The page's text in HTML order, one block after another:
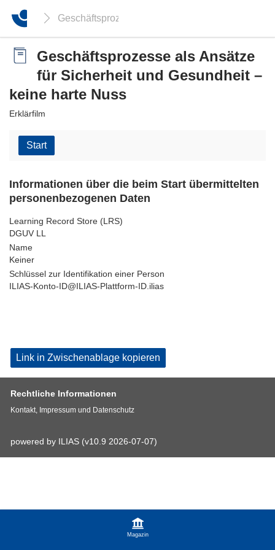
Geschäftsprozesse als Ansätze für Sicherheit
Magazin
Geschäftsprozesse als Ansätze
für Sicherheit und Gesundheit –
keine harte Nuss
Erklärfilm
Start
Informationen über die beim Start übermittelten
personenbezogenen Daten
Learning Record Store (LRS)
DGUV LL
Name
Keiner
Schlüssel zur Identifikation einer Person
ILIAS-Konto-ID@ILIAS-Plattform-ID.ilias
Link in Zwischenablage kopieren
Rechtliche Informationen
Kontakt, Impressum und Datenschutz
powered by ILIAS (v10.9 2026-07-07)